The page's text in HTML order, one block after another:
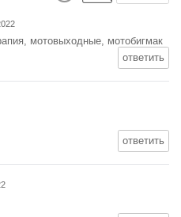
мотовыходные, мотобигмак
ответить
ответить